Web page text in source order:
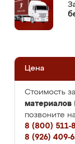
Цена
Стоимость
материалов
позвоните
8 (800) 511-
8 (926) 409-